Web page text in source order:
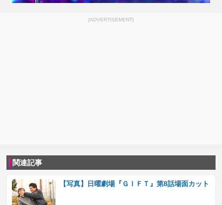
[ADVERTISEMENT]
関連記事
【写真】日曜劇場『ＧＩＦＴ』第8話場面カット